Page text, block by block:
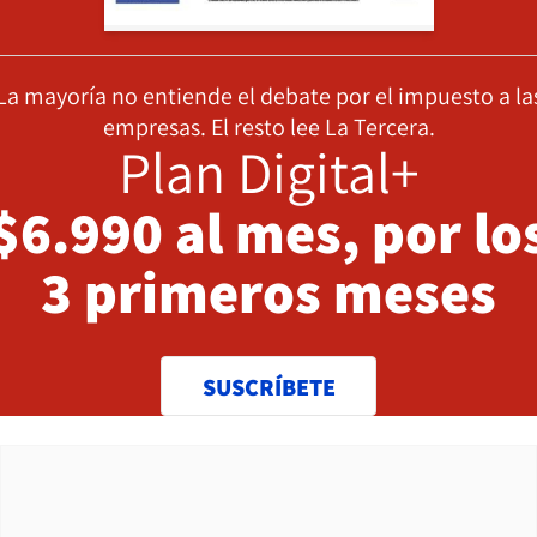
mayoría no entiende el debate por el impuesto a
empresas. El resto lee La Tercera.
Plan Digital+
al mes, por
3 primeros meses
SUSCRÍBETE